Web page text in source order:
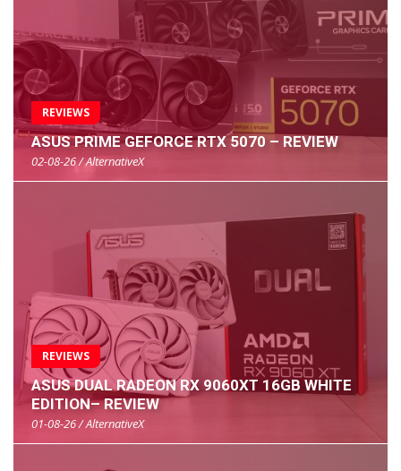
REVIEWS
ASUS PRIME GEFORCE RTX 5070 – REVIEW
02-08-26 / AlternativeX
REVIEWS
ASUS DUAL RADEON RX 9060XT 16GB WHITE
EDITION– REVIEW
01-08-26 / AlternativeX